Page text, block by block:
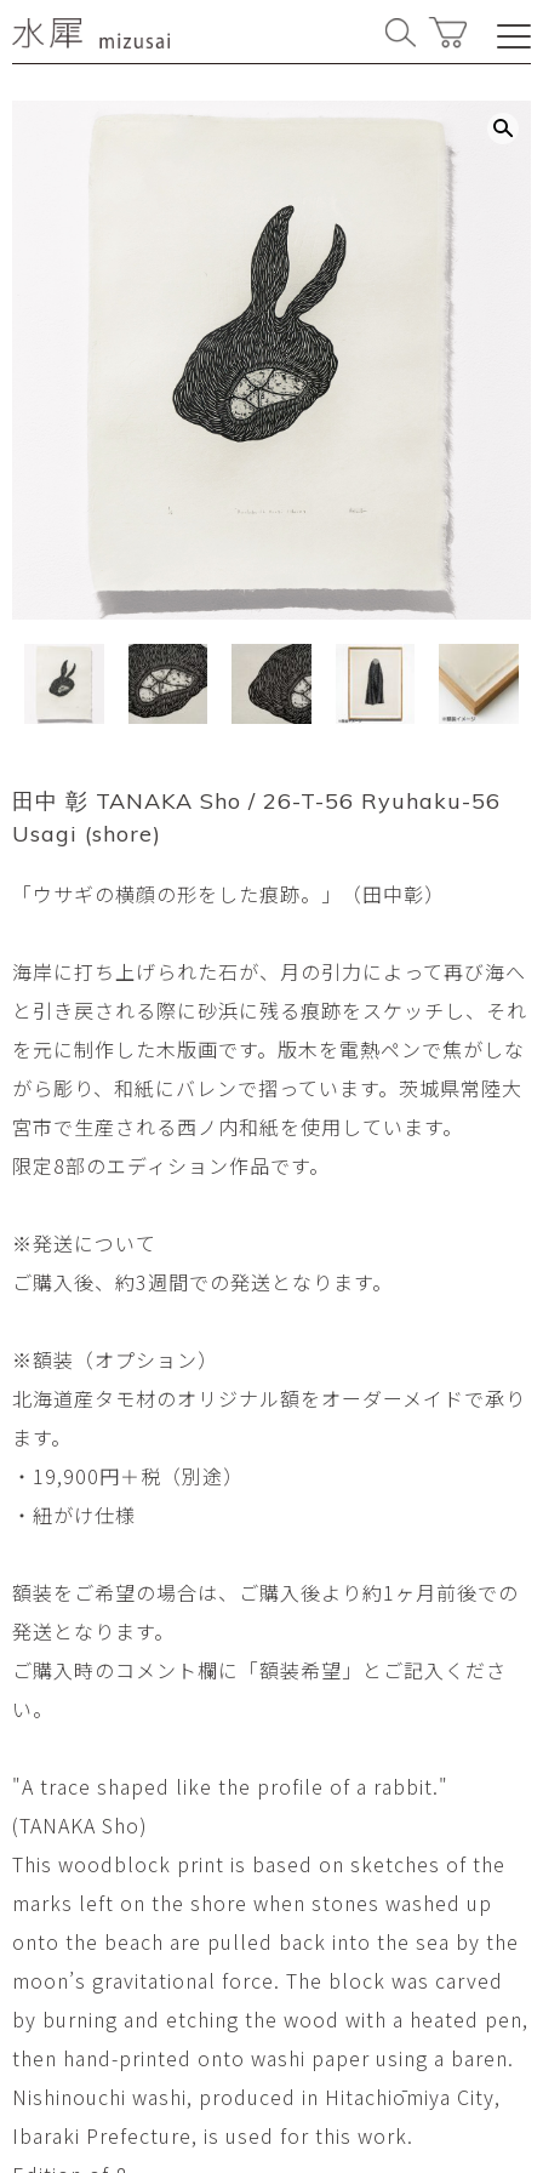
田中 彰 TANAKA Sho / 26-T-56 Ryuhaku-56
Usagi (shore)
「ウサギの横顔の形をした痕跡。」（田中彰）
海岸に打ち上げられた石が、月の引力によって再び海へ
と引き戻される際に砂浜に残る痕跡をスケッチし、それ
を元に制作した木版画です。版木を電熱ペンで焦がしな
がら彫り、和紙にバレンで摺っています。茨城県常陸大
宮市で生産される西ノ内和紙を使用しています。
限定8部のエディション作品です。
※発送について
ご購入後、約3週間での発送となります。
※額装（オプション）
北海道産タモ材のオリジナル額をオーダーメイドで承り
ます。
・19,900円＋税（別途）
・紐がけ仕様
額装をご希望の場合は、ご購入後より約1ヶ月前後での
発送となります。
ご購入時のコメント欄に「額装希望」とご記入くださ
い。
"A trace shaped like the profile of a rabbit."
(TANAKA Sho)
This woodblock print is based on sketches of the
marks left on the shore when stones washed up
onto the beach are pulled back into the sea by the
moon’s gravitational force. The block was carved
by burning and etching the wood with a heated pen,
then hand-printed onto washi paper using a baren.
Nishinouchi washi, produced in Hitachiōmiya City,
Ibaraki Prefecture, is used for this work.